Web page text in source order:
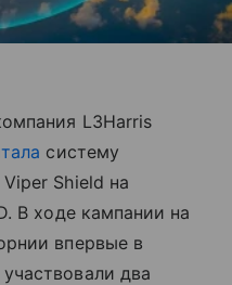
L3Harris
систему
Shield на
В ходе кампании на
впервые в
два